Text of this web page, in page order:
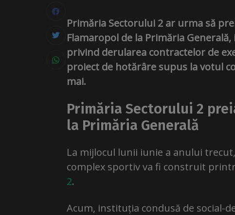
Primăria Sectorului 2 ar urma să
Flamaropol de la Primăria
privind derularea contractelor de
proiect de hotărâre supus la votul
mai.
Primăria Sectorului 2
la Primăria Generală
La mijlocul lunii iunie a anului
complex sportiv va fi construit
2.
Acum, instituția condusă de social-